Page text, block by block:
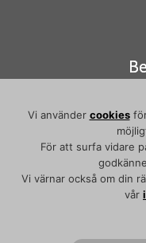
Vi använder cookiesför
För att surfa vidare
Vi värnar också om din
vår